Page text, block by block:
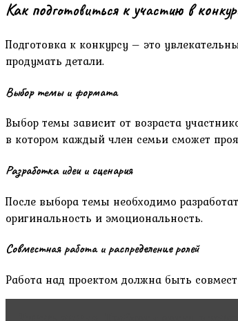
Как подготовиться к участию в
Подготовка к конкурсу – это
продумать детали.
Выбор темы и формата
Выбор темы зависит от возраста
в котором каждый член семьи сможет
Разработка идеи и сценария
После выбора темы необходимо
оригинальность и эмоциональность.
Совместная работа и распределение ролей
Работа над проектом должна быть